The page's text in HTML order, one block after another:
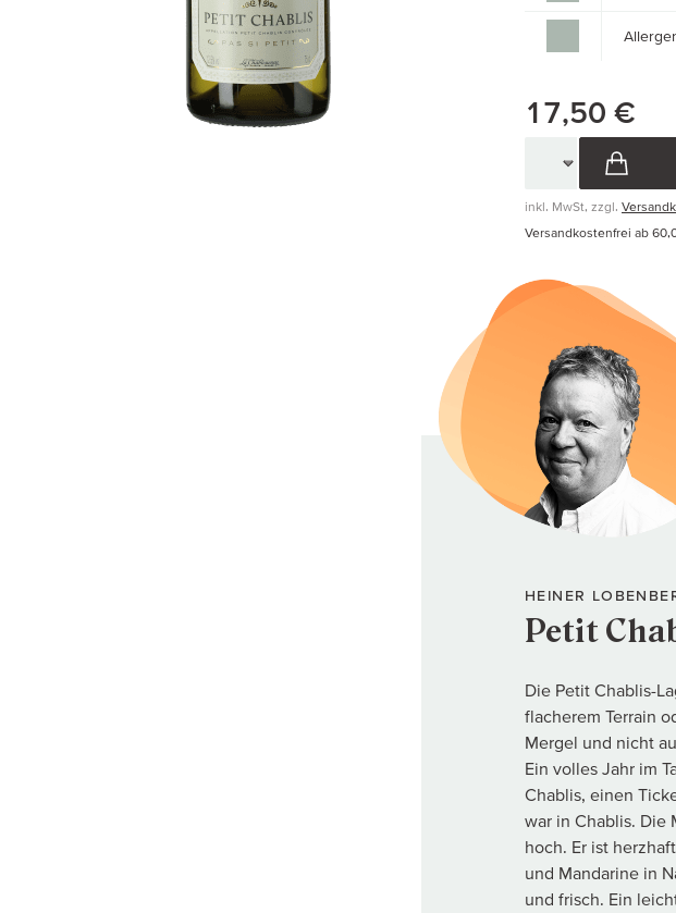
17,50 €
inkl. MwSt, zzgl.
Versandkostenfrei ab
HEINER
Petit
Die Petit Chablis-
flacherem Terrain
Mergel und nicht
Ein volles Jahr im
Chablis, einen
war in Chablis. Die
hoch. Er ist
und Mandarine in
und frisch. Ein